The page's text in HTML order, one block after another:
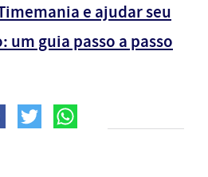
e ajudar seu
um guia passo a passo